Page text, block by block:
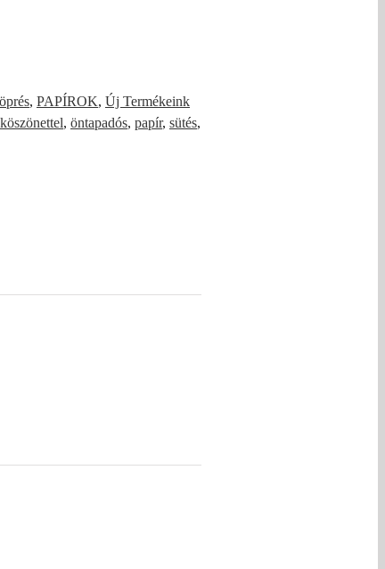
, PAPÍROK, Új Termékeink
köszönettel, öntapadós, papír, sütés,